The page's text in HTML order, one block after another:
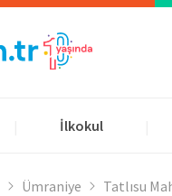
İlkokul
Ümraniye Tatlısu